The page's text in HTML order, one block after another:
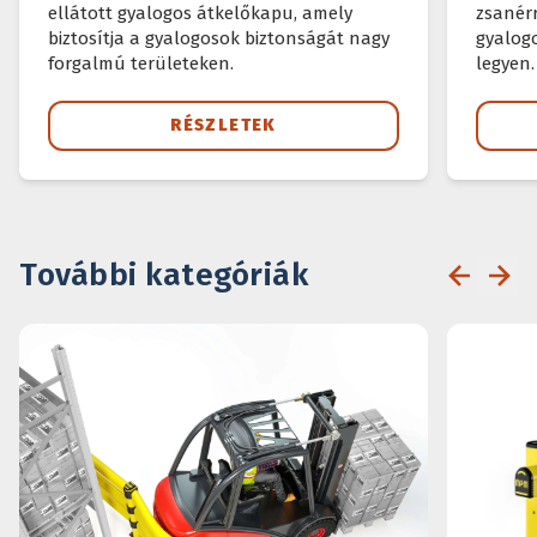
ellátott gyalogos átkelőkapu, amely
biztosítja a gyalogosok biztonságát nagy
forgalmú területeken.
RÉSZLETEK
legyen.
További kategóriák